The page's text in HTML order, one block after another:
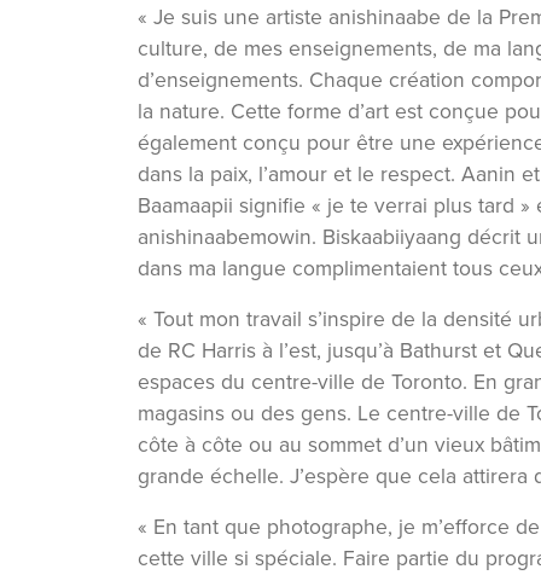
« Je suis une artiste anishinaabe de la
culture, de mes enseignements, de ma
d’enseignements. Chaque création
la nature. Cette forme d’art est conçue
également conçu pour être une
dans la paix, l’amour et le respect. Aanin
Baamaapii signifie « je te verrai plus tard
anishinaabemowin. Biskaabiiyaang décrit
dans ma langue complimentaient tous
« Tout mon travail s’inspire de la densité
de RC Harris à l’est, jusqu’à Bathurst et
espaces du centre-ville de Toronto. En
magasins ou des gens. Le centre-ville de
côte à côte ou au sommet d’un vieux
grande échelle. J’espère que cela
« En tant que photographe, je m’efforce
cette ville si spéciale. Faire partie du